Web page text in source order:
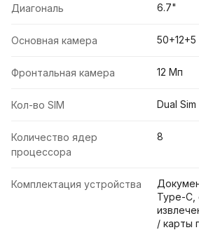
Диагональ 6.7"
Основная камера
Фронтальная камера 12 Мп
Кол-во SIM Dual Sim
Количество ядер
процессора
8
Комплектация устройства
Type-C,
/ карты